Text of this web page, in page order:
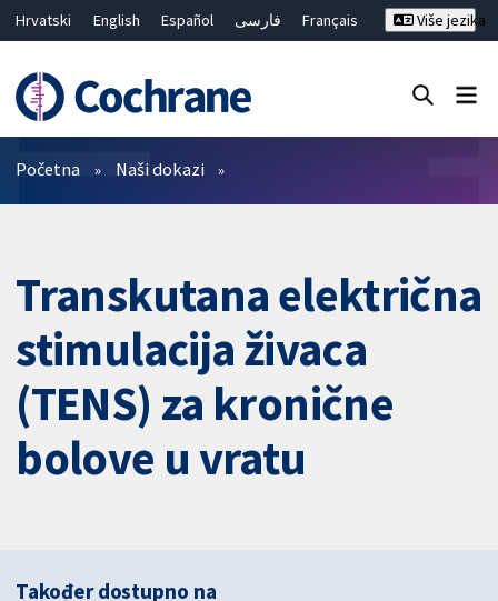
Hrvatski English Español فارسی
Français
繁體中文
简体中文
Više jezika
Prečistači
Početna Naši dokazi
Transkutana električna
stimulacija živaca
(TENS) za kronične
bolove u vratu
Također dostupno na